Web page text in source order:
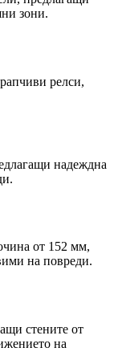
зони.
релси,
надеждна
от 152 мм,
на повреди.
стените от
на